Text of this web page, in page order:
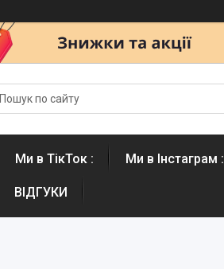
Ми в ТікТок : Ми в Інстаграм :
ВІДГУКИ